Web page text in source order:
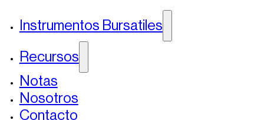
Instrumentos Bursatiles
Recursos
Notas
Nosotros
Contacto